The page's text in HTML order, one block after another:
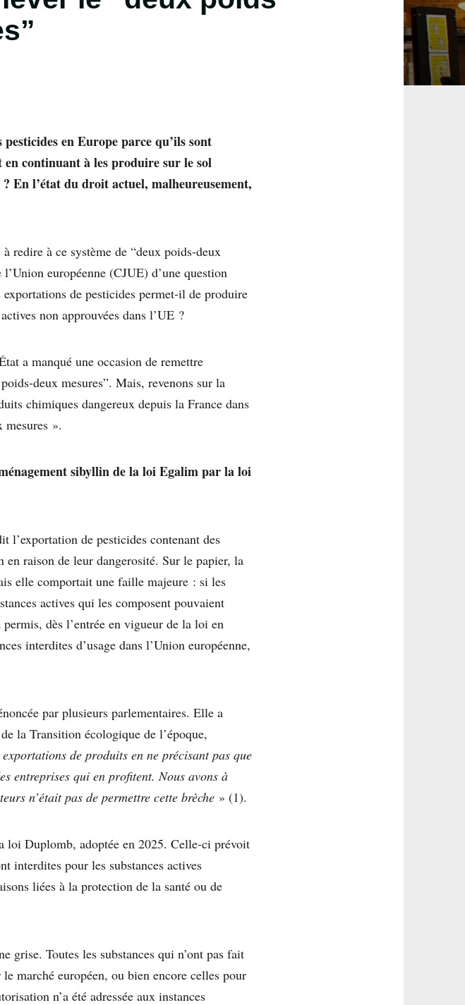
en Europe parce qu’ils sont
continuant à les produire sur le sol
En l’état du droit actuel, malheureusement,
redire à ce système de “deux poids-deux
européenne (CJUE) d’une question
de pesticides permet-il de produire
non approuvées dans l’UE ?
a manqué une occasion de remettre
deux mesures”. Mais, revenons sur la
chimiques dangereux depuis la France dans
mesures ».
sibyllin de la loi Egalim par la loi
de pesticides contenant des
en raison de leur dangerosité. Sur le papier, la
elle comportait une faille majeure : si les
actives qui les composent pouvaient
dès l’entrée en vigueur de la loi en
interdites d’usage dans l’Union européenne,
par plusieurs parlementaires. Elle a
la Transition écologique de l’époque,
de produits en ne précisant pas que
entreprises qui en profitent. Nous avons à
n’était pas de permettre cette brèche » (1).
loi Duplomb, adoptée en 2025. Celle-ci prévoit
interdites pour les substances actives
liées à la protection de la santé ou de
Toutes les substances qui n’ont pas fait
marché européen, ou bien encore celles pour
n’a été adressée aux instances